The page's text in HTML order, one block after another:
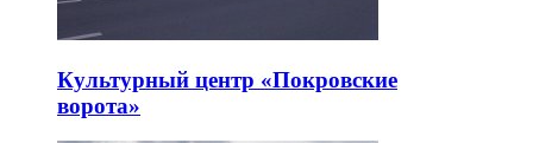
Культурный центр «Покровские
ворота»